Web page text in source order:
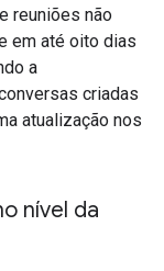
reuniões não
em até oito dias
a
criadas
atualização nos
nível da